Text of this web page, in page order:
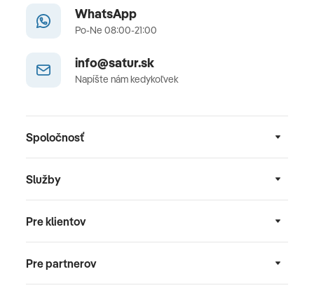
WhatsApp
Po-Ne 08:00-21:00
info@satur.sk
Napíšte nám kedykoľvek
Spoločnosť
Služby
Pre klientov
Pre partnerov